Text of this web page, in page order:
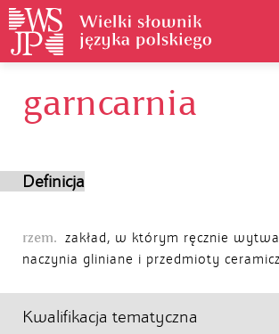
Historia słownika
garncarnia
Definicja
rzem. zakład, w którym ręcznie
naczynia gliniane i przedmioty
Kwalifikacja tematyczna